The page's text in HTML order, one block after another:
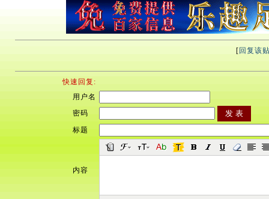
[ 回复该
快速回复:
用户名
密码
标题
内容